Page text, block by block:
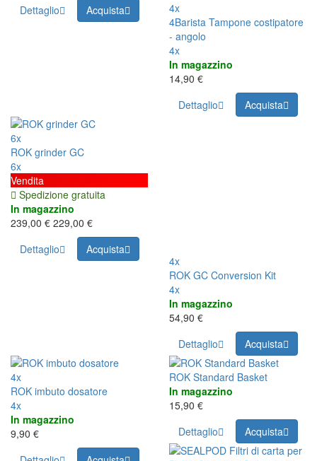
Dettaglio
Acquista
4x
4Barista Tampone costipatore
- angolo
4x
In magazzino
14,90 €
Dettaglio
Acquista
6x
ROK grinder GC
6x
Vendita
Spedizione gratuita
In magazzino
239,00 € 229,00 €
Dettaglio
Acquista
4x
ROK GC Conversion Kit
4x
In magazzino
54,90 €
Dettaglio
Acquista
4x
ROK imbuto dosatore
4x
In magazzino
9,90 €
ROK Standard Basket
In magazzino
15,90 €
Dettaglio
Acquista